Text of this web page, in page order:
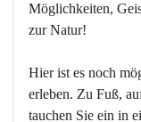
Möglichkeiten,
zur Natur!
Hier ist es noch
erleben. Zu Fuß,
tauchen Sie ein in